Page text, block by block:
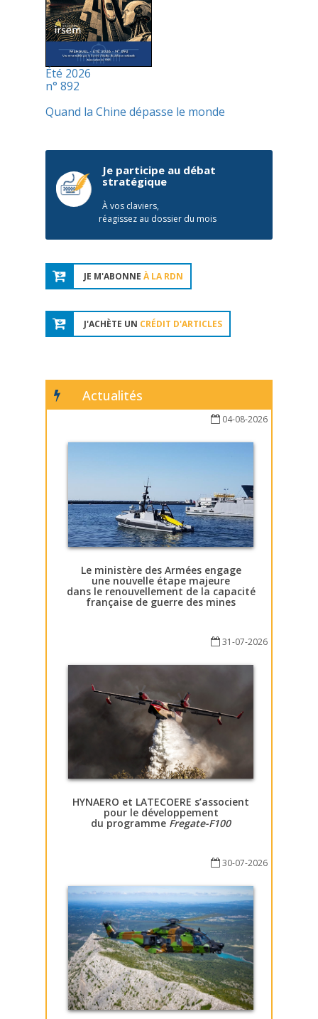
Été 2026
n° 892
Quand la Chine dépasse le monde
Je participe au débat
stratégique
À vos claviers,
réagissez au dossier du mois
JE M'ABONNE À LA RDN
J'ACHÈTE UN CRÉDIT D'ARTICLES
Actualités
04-08-2026
Le ministère des Armées engage
une nouvelle étape majeure
dans le renouvellement de la capacité
française de guerre des mines
31-07-2026
HYNAERO et LATECOERE s’associent
pour le développement
du programme Fregate-F100
30-07-2026